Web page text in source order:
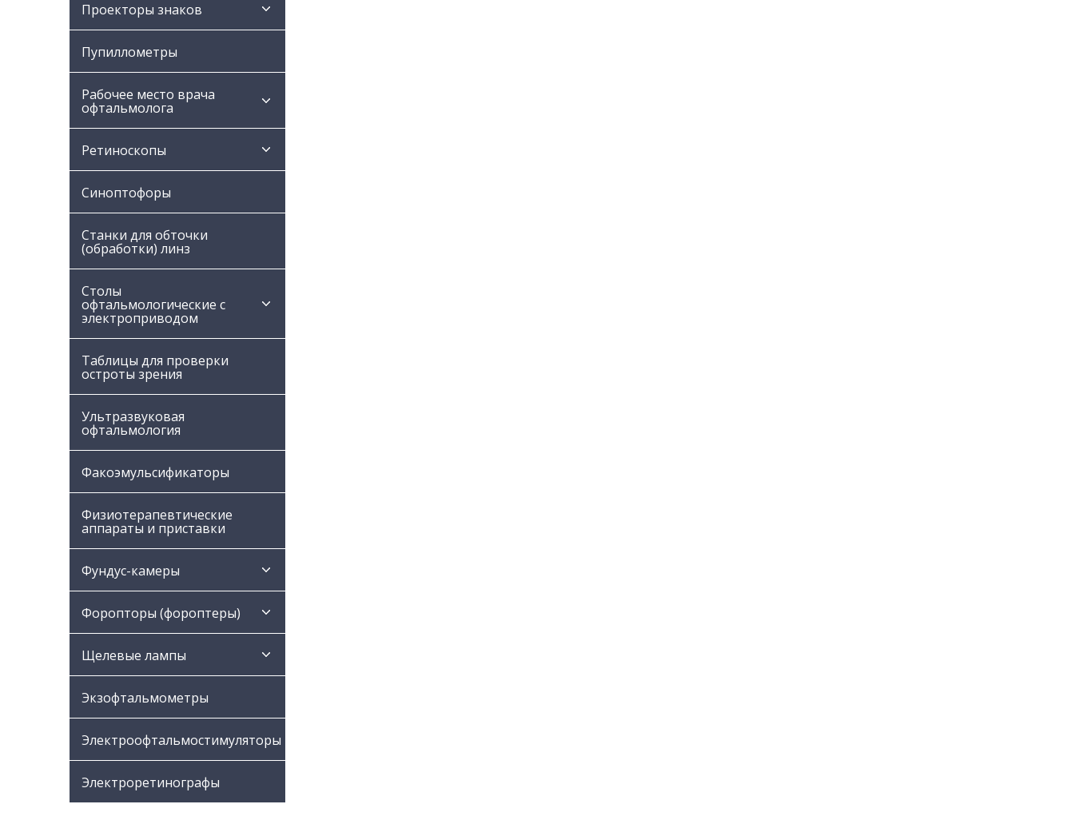
Проекторы знаков
Пупиллометры
Рабочее место врача
офтальмолога
Ретиноскопы
Синоптофоры
Станки для обточки
(обработки) линз
Столы
офтальмологические с
электроприводом
Таблицы для проверки
остроты зрения
Ультразвуковая
офтальмология
Факоэмульсификаторы
Физиотерапевтические
аппараты и приставки
Фундус-камеры
Форопторы (фороптеры)
Щелевые лампы
Экзофтальмометры
Электроофтальмостимуляторы
Электроретинографы